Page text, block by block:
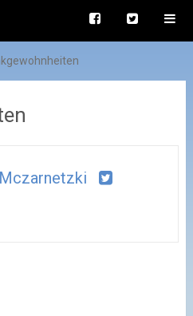
Mczarnetzki